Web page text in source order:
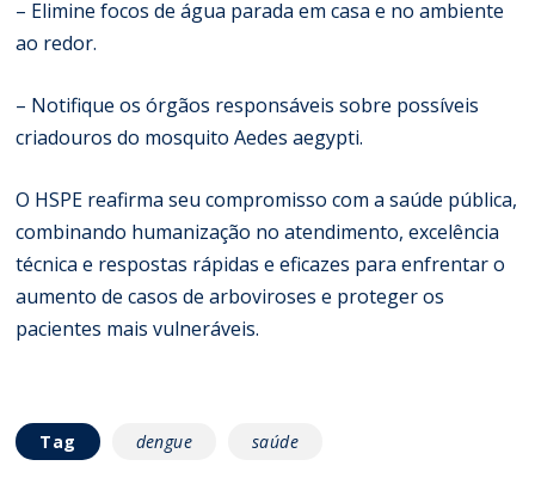
– Elimine focos de água parada em casa e no ambiente
ao redor.
– Notifique os órgãos responsáveis sobre possíveis
criadouros do mosquito Aedes aegypti.
O HSPE reafirma seu compromisso com a saúde pública,
combinando humanização no atendimento, excelência
técnica e respostas rápidas e eficazes para enfrentar o
aumento de casos de arboviroses e proteger os
pacientes mais vulneráveis.
Tag dengue saúde